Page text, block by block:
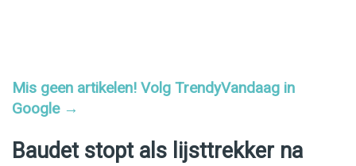
Mis geen artikelen! Volg TrendyVandaag in
Google →
Baudet stopt als lijsttrekker na